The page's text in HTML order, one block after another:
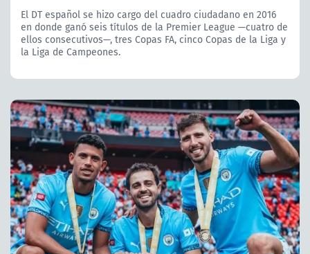
El DT español se hizo cargo del cuadro ciudadano en 2016
en donde ganó seis títulos de la Premier League —cuatro de
ellos consecutivos—, tres Copas FA, cinco Copas de la Liga y
la Liga de Campeones.